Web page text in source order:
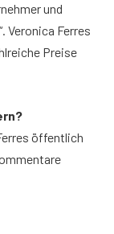
und
Veronica Ferres
Preise
öffentlich